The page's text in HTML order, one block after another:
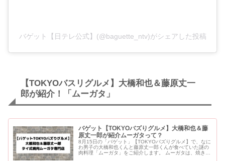
バゲット【日テレ公式】(@baguette_ntv)がシェアした投稿
【TOKYOバスリグルメ】大橋和也＆藤原丈一
郎が紹介！「ムーガタ」
バゲット【TOKYOバズりグルメ】大橋和也＆藤
原丈一郎が紹介ムーガタって？
8月15日の「バゲット」【TOKYOバズりグルメ】で、なに
わ男子の大橋和也くんと藤原丈一郎くんが食べていた謎の
肉料理「ムーガタ」をご紹介します。 ムーガタは、焼き肉